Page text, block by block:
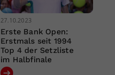
27.10.2023
Erste Bank Open:
Erstmals seit 1994
Top 4 der Setzliste
im Halbfinale